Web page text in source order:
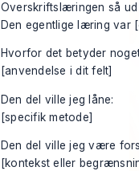
Overskriftslæringen så
Den egentlige læring var
Hvorfor det betyder
[anvendelse i dit felt]
Den del ville jeg låne:
[specifik metode]
Den del ville jeg være
[kontekst eller